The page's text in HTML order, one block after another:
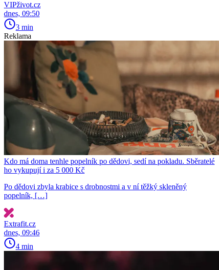
VIPživot.cz
dnes, 09:50
3 min
Reklama
Kdo má doma tenhle popelník po dědovi, sedí na pokladu. Sběratelé
ho vykupují i za 5 000 Kč
Po dědovi zbyla krabice s drobnostmi a v ní těžký skleněný
popelník, […]
Extrafit.cz
dnes, 09:46
4 min